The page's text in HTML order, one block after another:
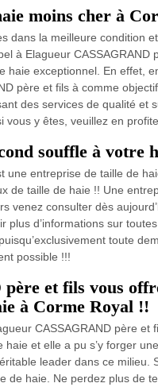
moins cher à
dans la meilleure condition
à Elagueur CASSAGRAND
haie exceptionnel. En effet,
père et fils à comme
des services de qualité et
vous y êtes, veuillez en
souffle à votre
une entreprise de taille de
de taille de haie !! Une
venez consulter dès
plus d’informations sur
toute
possible !!!
et fils vous
à Corme Royal !!
CASSAGRAND père
haie et elle a pu s’y forger
leader dans ce milieu.
de haie. Ne perdez plus de